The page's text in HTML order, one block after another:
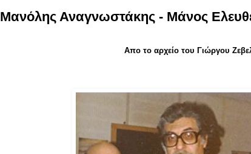
Μανόλης Αναγνωστάκης - Μάνος
Απο το αρχείο του Γιώργου